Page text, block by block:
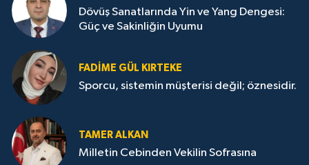
Dövüş Sanatlarında Yin ve Yang Dengesi:
Güç ve Sakinliğin Uyumu
FADIME GÜL KIRTEKE
Sporcu, sistemin müşterisi değil; öznesidir.
TAMER ALKAN
Milletin Cebinden Vekilin Sofrasına